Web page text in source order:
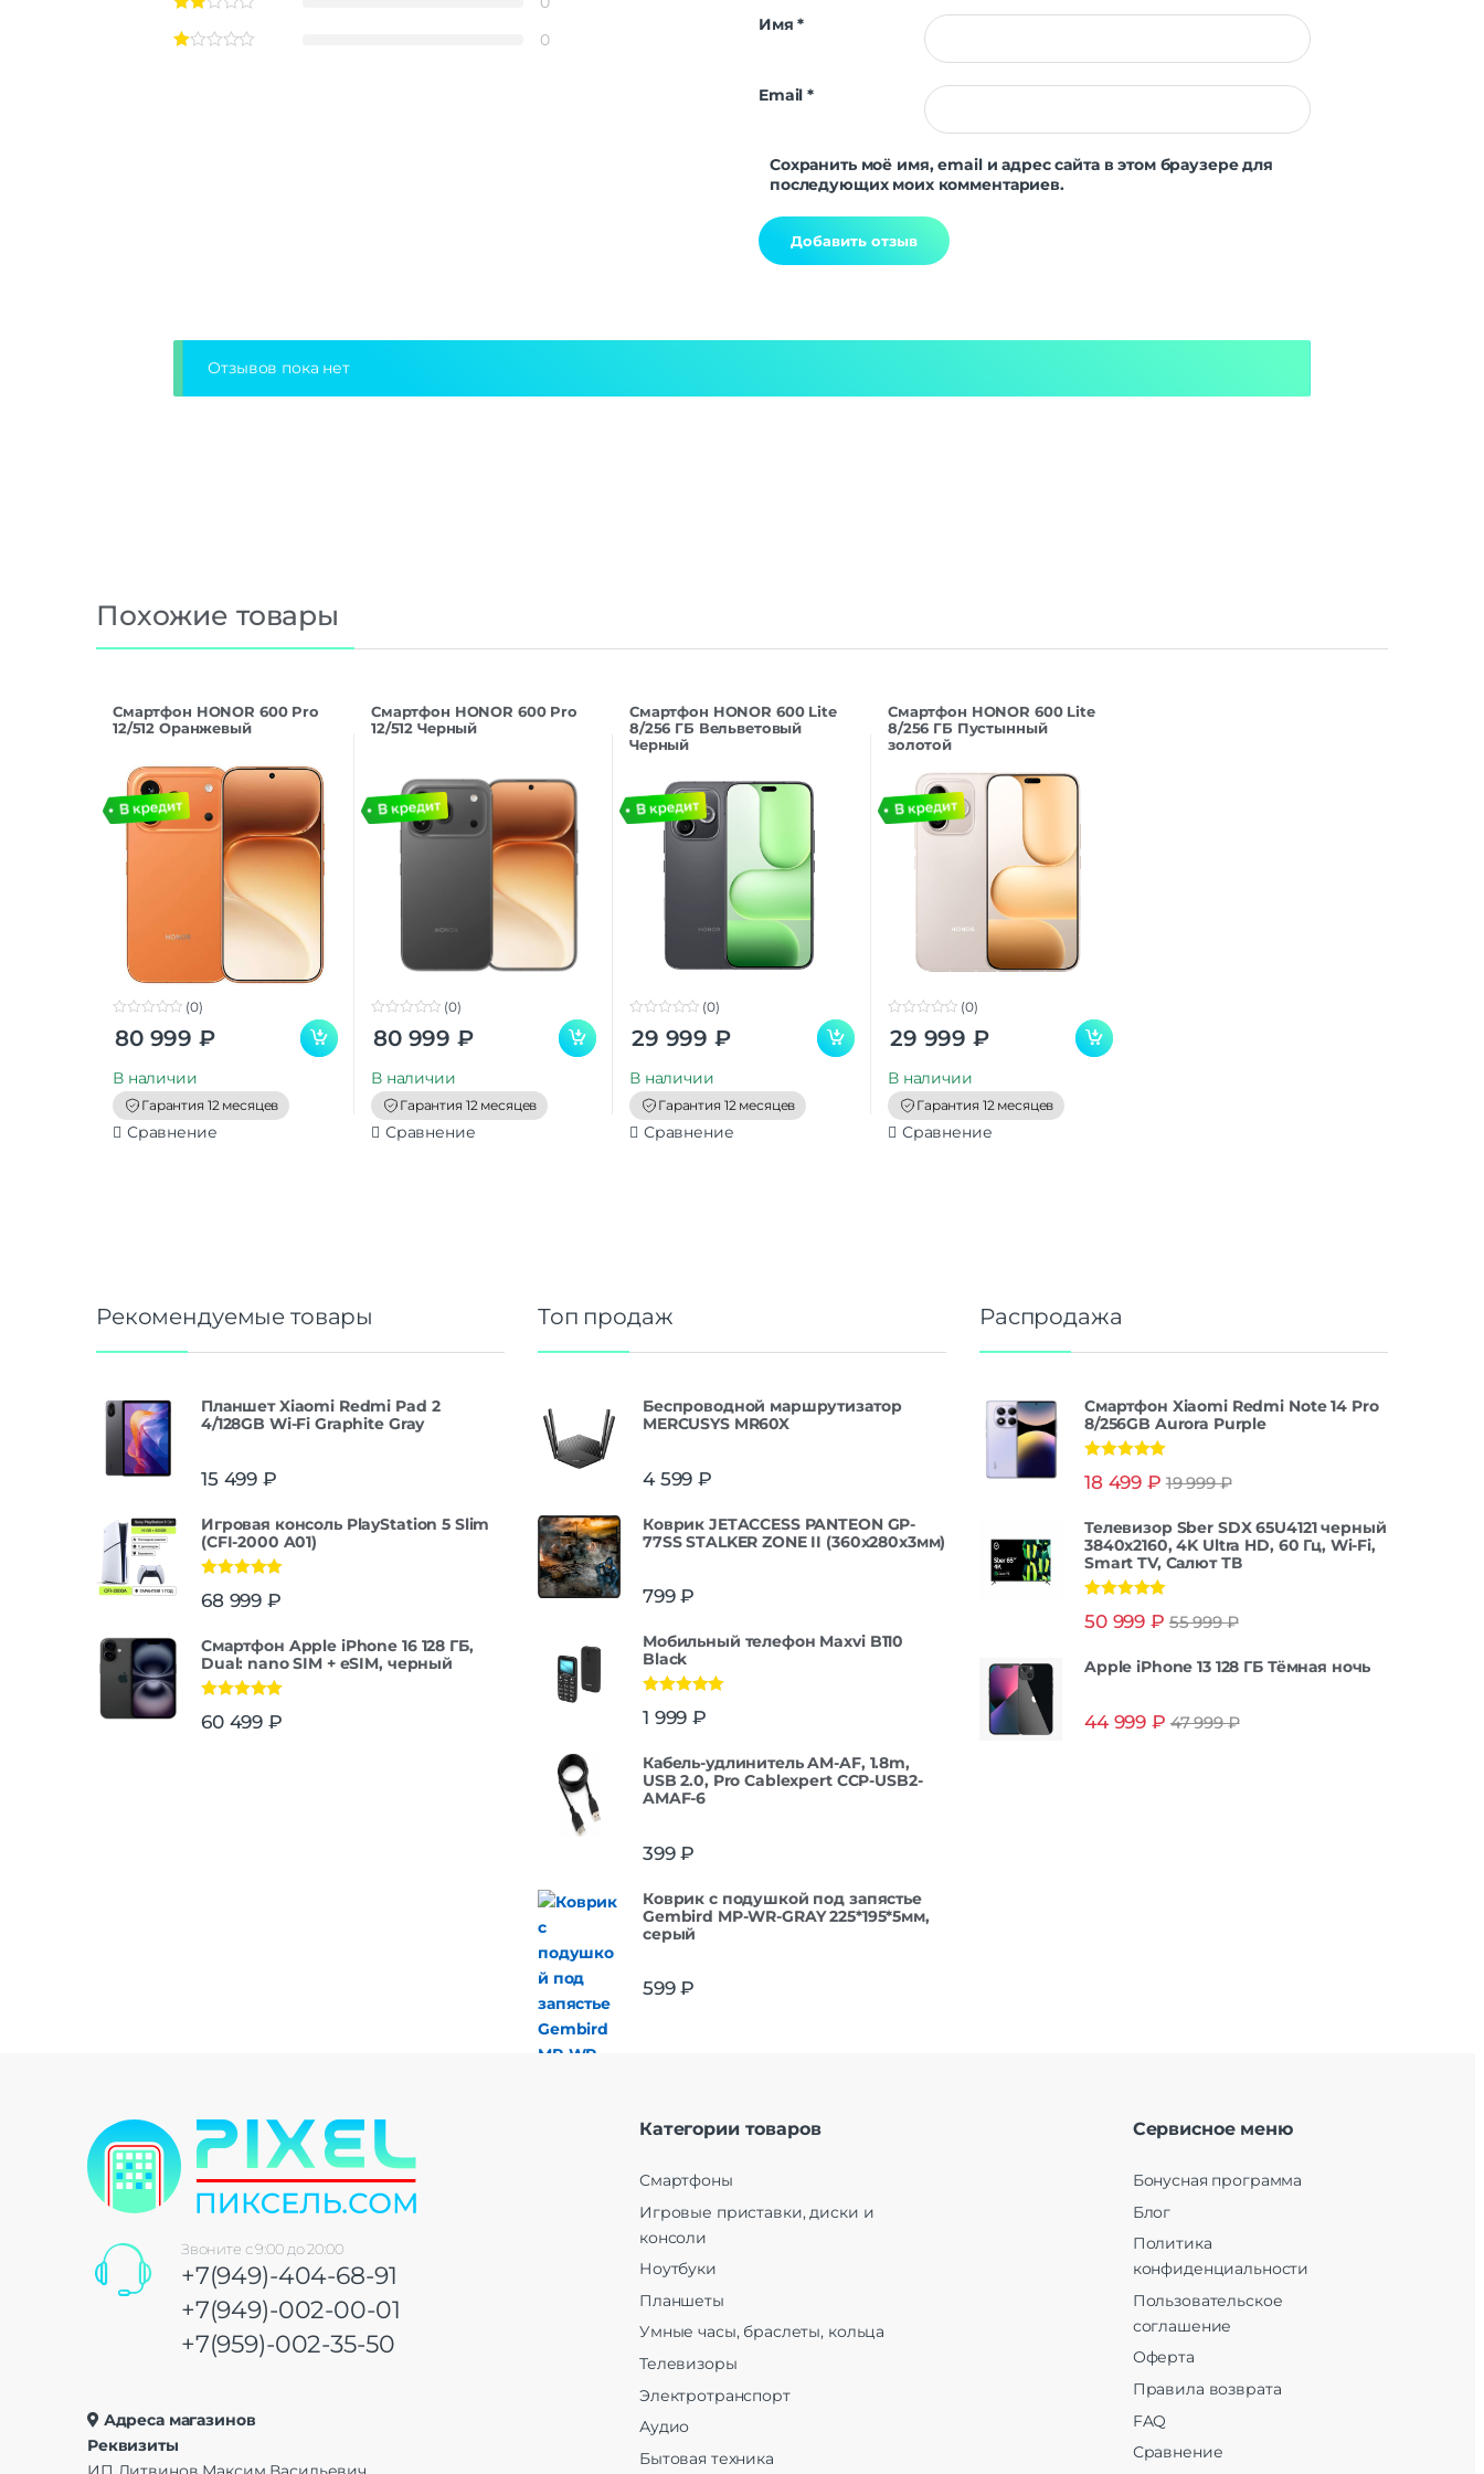
A-GPS | BeiDou |
Оперативная Память 8 Гб
0
Имя*
Email*
Сохранить моё имя, email и адрес сайта в этом браузере для
последующих моих комментариев.
Отзывов пока нет
Похожие товары
Смартфон HONOR 600 Pro
12/512 Оранжевый
o
o
(0)
80 999 ₽
В наличии
Гарантия 12 месяцев
Сравнение
Смартфон HONOR 600 Pro
12/512 Черный
o
o
(0)
80 999 ₽
В наличии
Гарантия 12 месяцев
Сравнение
Смартфон HONOR 600 Lite
8/256 ГБ Вельветовый
Черный
o
o
(0)
29 999 ₽
В наличии
Гарантия 12 месяцев
Сравнение
Смартфон HONOR 600 Lite
8/256 ГБ Пустынный
золотой
o
o
(0)
29 999 ₽
В наличии
Гарантия 12 месяцев
Сравнение
Рекомендуемые товары
Планшет Xiaomi Redmi Pad 2
4/128GB Wi-Fi Graphite Gray
15 499 ₽
Игровая консоль PlayStation 5 Slim
(CFI-2000 A01)
из 5
68 999 ₽
Смартфон Apple iPhone 16 128 ГБ,
Dual: nano SIM + eSIM, черный
из 5
60 499 ₽
Топ продаж
Беспроводной маршрутизатор
MERCUSYS MR60X
4 599 ₽
Коврик JETACCESS PANTEON GP-
77SS STALKER ZONE II (360x280x3мм)
799₽
Мобильный телефон Maxvi B110
Black
из 5
1 999 ₽
Кабель-удлинитель AM-AF, 1.8m,
USB 2.0, Pro Cablexpert CCP-USB2-
AMAF-6
399₽
Коврик с подушкой под запястье
Gembird MP-WR-GRAY 225*195*5мм,
серый
599₽
Распродажа
Смартфон Xiaomi Redmi Note 14 Pro
8/256GB Aurora Purple
из 5
18 499 ₽ 19 999₽
Телевизор Sber SDX 65U4121 черный
3840x2160, 4K Ultra HD, 60 Гц, Wi-Fi,
Smart TV, Салют ТВ
из 5
50 999 ₽ 55 999₽
Apple iPhone 13 128 ГБ Тёмная ночь
44 999 ₽ 47 999₽
Звоните с 9:00 до 20:00
+7(949)-404-68-91
+7(949)-002-00-01
+7(959)-002-35-50
Адреса магазинов
Реквизиты
Категории товаров
Смартфоны
Игровые приставки, диски и
консоли
Ноутбуки
Планшеты
Умные часы, браслеты, кольца
Телевизоры
Электротранспорт
Аудио
Бытовая техника
Сервисное меню
Бонусная программа
Блог
Политика
конфиденциальности
Пользовательское
соглашение
Оферта
Правила возврата
FAQ
Сравнение